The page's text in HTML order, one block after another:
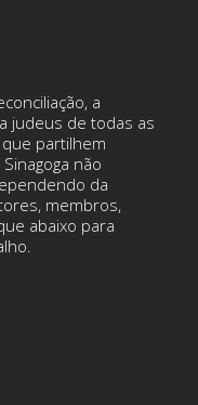
a
judeus de todas as
partilhem
não
da
membros,
abaixo para